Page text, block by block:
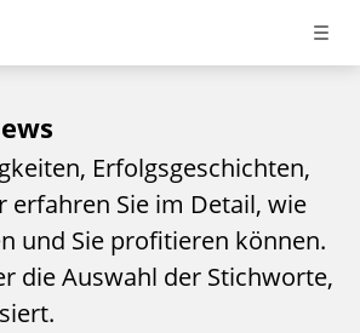
Erfolgsgeschichten,
erfahren Sie im Detail, wie
und Sie profitieren können.
die Auswahl der Stichworte,